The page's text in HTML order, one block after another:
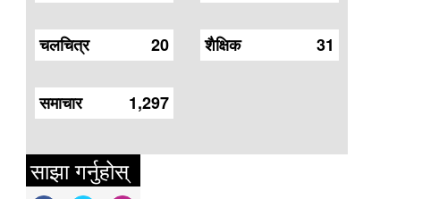
20
चलचित्र 31
शैक्षिक
1,297
समाचार
साझा गर्नुहोस्